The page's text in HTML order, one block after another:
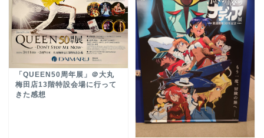
「QUEEN50周年展」＠大丸
梅田店13階特設会場に行って
きた感想